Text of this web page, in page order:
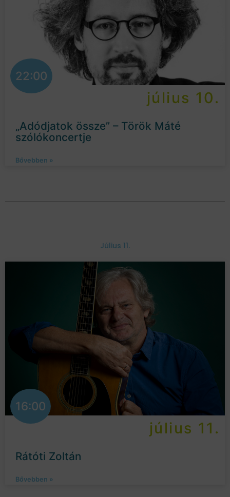
22:00
július 10.
„Adódjatok össze” – Török Máté
szólókoncertje
Bővebben »
Július 11.
16:00
július 11.
Rátóti Zoltán
Bővebben »